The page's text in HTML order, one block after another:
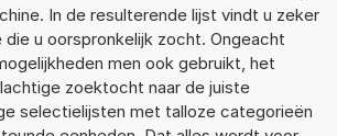
In de resulterende lijst vindt u zeker
u oorspronkelijk zocht. Ongeacht
men ook gebruikt, het
zoektocht naar de juiste
selectielijsten met talloze categorieën